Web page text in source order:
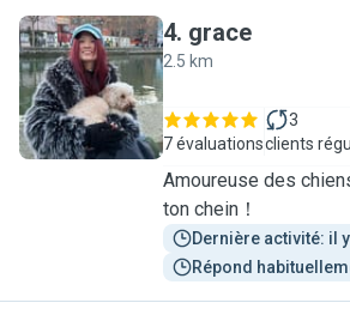
G
4. grace
2.5 km
7 évaluations
3
clients
Amoureuse des
ton chein！
Dernière activité: il
Répond